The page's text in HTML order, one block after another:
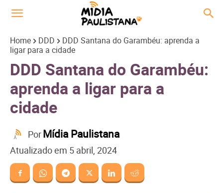
Home DDD
DDD Santana do Garambéu: aprenda a
ligar para a cidade
DDD Santana do Garambéu:
aprenda a ligar para a
cidade
PorMídia Paulistana
Atualizado em 5 abril, 2024